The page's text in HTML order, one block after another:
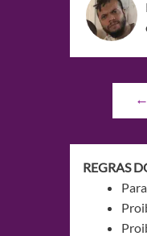
←
REGRAS